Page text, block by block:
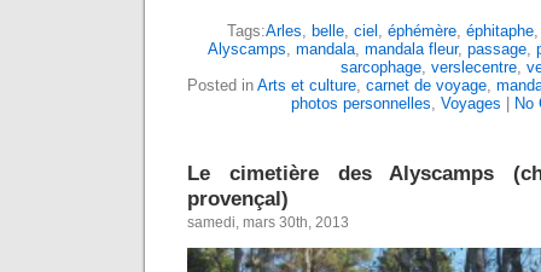
Tags:Arles belle, ciel éphémère, éphitaphe
Alyscamps mandala mandala fleur, passage
sarcophage verslecentre
Posted in Arts et culture carnet de voyage
photos personnelles Voyages | No
Le cimetière des Alyscamps
provençal)
samedi, mars 30th, 2013